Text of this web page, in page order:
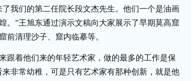
我们的第二任院长段文杰先生。他们一个是油画
。”王旭东通过演示文稿向大家展示了早期莫高窟
前清理沙子、窟内临摹等。
着他们来的年轻艺术家，做的最多的工作是保
非常幼稚，可是只有艺术家有那种创新，就是他